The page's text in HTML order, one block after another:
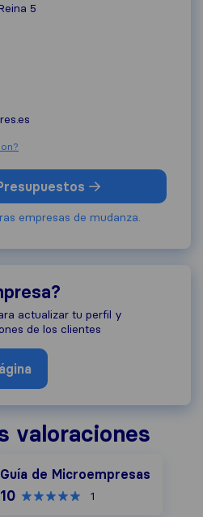
5
empresas de mudanza.
actualizar tu perfil y
de los clientes
valoraciones
Guía de Microempresas
10 1